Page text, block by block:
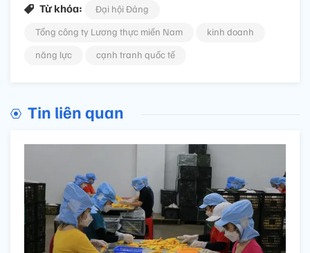
Từ khóa:
Đại hội Đảng
Tổng công ty Lương thực miền Nam
kinh doanh
năng lực
cạnh tranh quốc tế
Tin liên quan